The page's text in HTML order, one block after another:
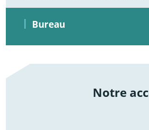
Bureau
Notre
/notre-